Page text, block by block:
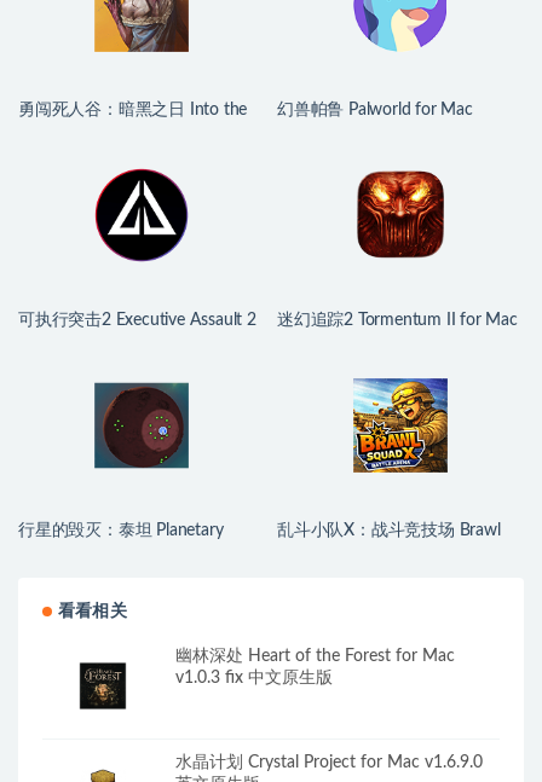
勇闯死人谷：暗黑之日 Into the
幻兽帕鲁 Palworld for Mac
可执行突击2 Executive Assault 2
迷幻追踪2 Tormentum II for Mac
行星的毁灭：泰坦 Planetary
乱斗小队X：战斗竞技场 Brawl
看看相关
幽林深处 Heart of the Forest for Mac
v1.0.3 fix 中文原生版
水晶计划 Crystal Project for Mac v1.6.9.0